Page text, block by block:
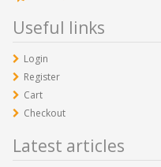
Useful links
Login
Register
Cart
Checkout
Latest articles